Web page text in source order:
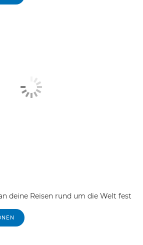
deine Reisen rund um die Welt fest